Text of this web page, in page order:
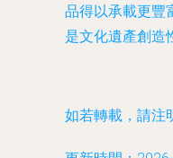
品得以承載更豐
是文化遺產創造
如若轉載，請注